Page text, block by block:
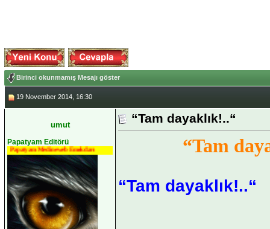
Birinci okunmamış Mesajı göster
19 November 2014, 16:30
umut
Papatyam Editörü
Papatyam Medineweb Emekdarı
“Tam dayaklık!..“
“Tam
“Tam dayaklık!..“